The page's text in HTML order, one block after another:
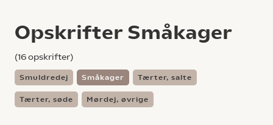
Opskrifter Småkager
(16opskrifter)
Smuldredej Småkager Tærter, salte
Tærter, søde Mørdej, øvrige